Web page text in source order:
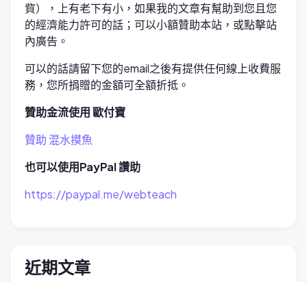
貲），上有老下有小，如果我的文章有幫助到您且您
的經濟能力許可的話；可以小額贊助本站，或點擊站
內廣告。
可以的話請留下您的email之後有提供任何線上收費服
務，您所捐贈的金額可全額折抵。
贊助金流使用 歐付寶
贊助 混水摸魚
也可以使用PayPal 讚助
https://paypal.me/webteach
近期文章